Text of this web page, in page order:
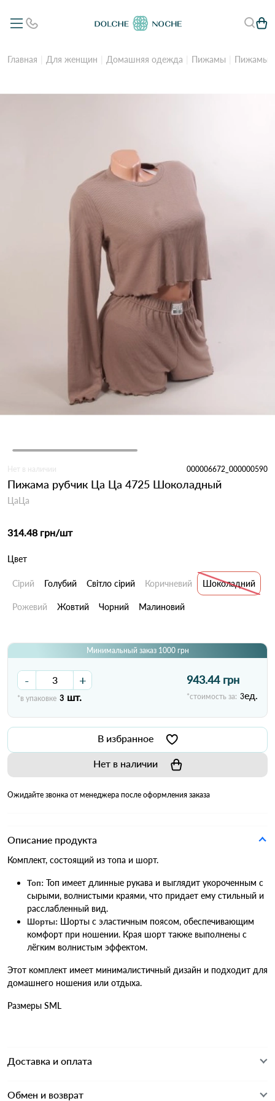
Главная Для женщин Домашняя одежда Пижамы Пижамы
Нет в наличии 000006672_000000590
Пижама рубчик Ца Ца 4725 Шоколадный
ЦаЦа
314.48 грн/шт
Цвет
Сірий Голубий Світло сірий Коричневий Шоколадний
Рожевий Жовтий Чорний Малиновий
Минимальный заказ 1000 грн
- +
*в упаковке 3 шт.
943.44 грн
*стоимость за: 3ед.
В избранное
Нет в наличии
Ожидайте звонка от менеджера после оформления заказа
Описание продукта
Комплект, состоящий из топа и шорт.
Топ: Топ имеет длинные рукава и выглядит укороченным с
сырыми, волнистыми краями, что придает ему стильный и
расслабленный вид.
Шорты: Шорты с эластичным поясом, обеспечивающим
комфорт при ношении. Края шорт также выполнены с
лёгким волнистым эффектом.
Этот комплект имеет минималистичный дизайн и подходит для
домашнего ношения или отдыха.
Размеры SML
Доставка и оплата
Обмен и возврат